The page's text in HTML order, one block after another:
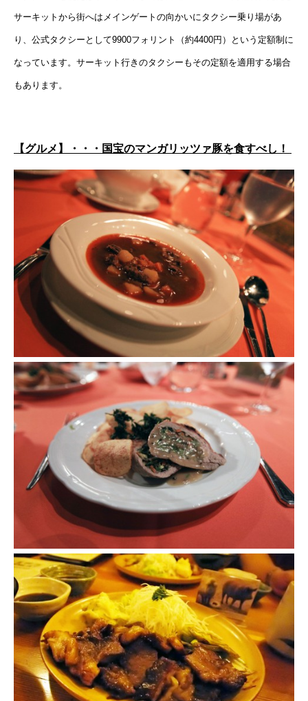
サーキットから街へはメインゲートの向かいにタクシー乗り場があ
り、公式タクシーとして9900フォリント（約4400円）という定額制に
なっています。サーキット行きのタクシーもその定額を適用する場合
もあります。
【グルメ】・・・国宝のマンガリッツァ豚を食すべし！